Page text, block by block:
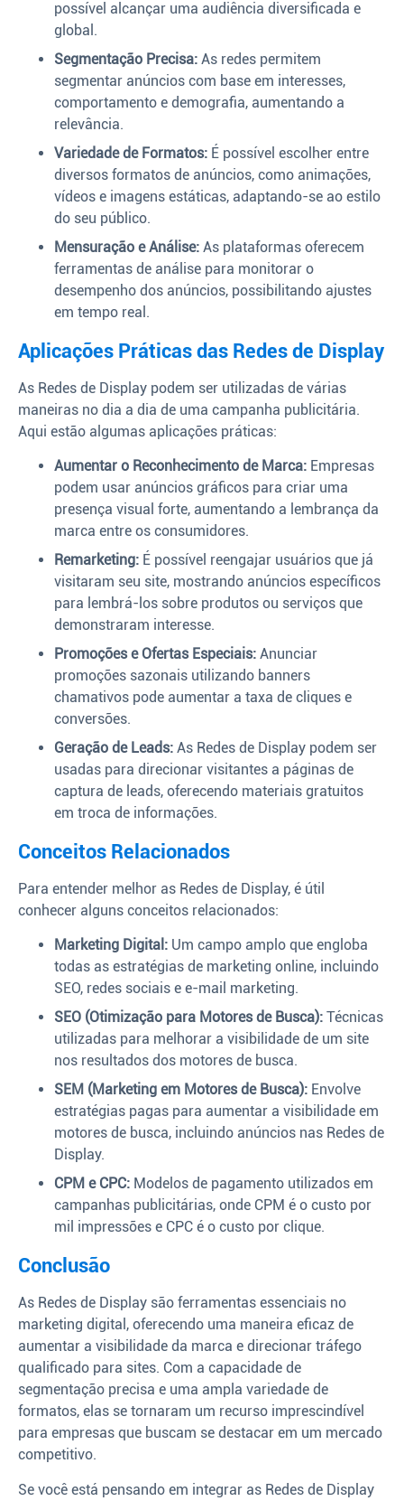
possível alcançar uma audiência diversificada e
global.
Segmentação Precisa: As redes permitem
segmentar anúncios com base em interesses,
comportamento e demografia, aumentando a
relevância.
Variedade de Formatos: É possível escolher entre
diversos formatos de anúncios, como animações,
vídeos e imagens estáticas, adaptando-se ao estilo
do seu público.
Mensuração e Análise: As plataformas oferecem
ferramentas de análise para monitorar o
desempenho dos anúncios, possibilitando ajustes
em tempo real.
Aplicações Práticas das Redes de Display
As Redes de Display podem ser utilizadas de várias
maneiras no dia a dia de uma campanha publicitária.
Aqui estão algumas aplicações práticas:
Aumentar o Reconhecimento de Marca: Empresas
podem usar anúncios gráficos para criar uma
presença visual forte, aumentando a lembrança da
marca entre os consumidores.
Remarketing: É possível reengajar usuários que já
visitaram seu site, mostrando anúncios específicos
para lembrá-los sobre produtos ou serviços que
demonstraram interesse.
Promoções e Ofertas Especiais: Anunciar
promoções sazonais utilizando banners
chamativos pode aumentar a taxa de cliques e
conversões.
Geração de Leads: As Redes de Display podem ser
usadas para direcionar visitantes a páginas de
captura de leads, oferecendo materiais gratuitos
em troca de informações.
Conceitos Relacionados
Para entender melhor as Redes de Display, é útil
conhecer alguns conceitos relacionados:
Marketing Digital: Um campo amplo que engloba
todas as estratégias de marketing online, incluindo
SEO, redes sociais e e-mail marketing.
SEO (Otimização para Motores de Busca): Técnicas
utilizadas para melhorar a visibilidade de um site
nos resultados dos motores de busca.
SEM (Marketing em Motores de Busca): Envolve
estratégias pagas para aumentar a visibilidade em
motores de busca, incluindo anúncios nas Redes de
Display.
CPM e CPC: Modelos de pagamento utilizados em
campanhas publicitárias, onde CPM é o custo por
mil impressões e CPC é o custo por clique.
Conclusão
As Redes de Display são ferramentas essenciais no
marketing digital, oferecendo uma maneira eficaz de
aumentar a visibilidade da marca e direcionar tráfego
qualificado para sites. Com a capacidade de
segmentação precisa e uma ampla variedade de
formatos, elas se tornaram um recurso imprescindível
para empresas que buscam se destacar em um mercado
competitivo.
Se você está pensando em integrar as Redes de Display